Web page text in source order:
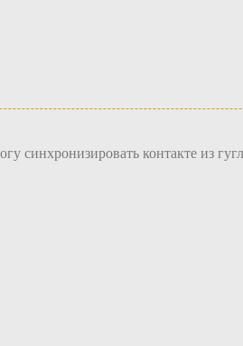
синхронизировать контакте из